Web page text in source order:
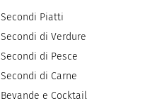
Secondi Piatti
Secondi di Verdure
Secondi di Pesce
Secondi di Carne
Bevande e Cocktail